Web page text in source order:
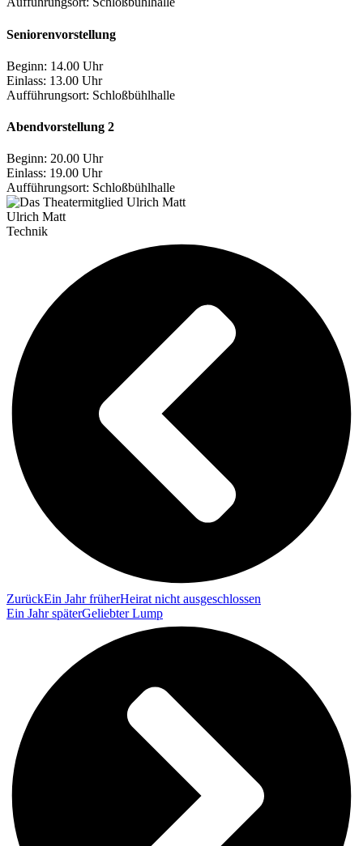
Seniorenvorstellung
Beginn: 14.00 Uhr
Einlass: 13.00 Uhr
Aufführungsort: Schloßbühlhalle
Abendvorstellung 2
Beginn: 20.00 Uhr
Einlass: 19.00 Uhr
Aufführungsort: Schloßbühlhalle
Ulrich Matt
Technik
ZurückEin Jahr früherHeirat nicht ausgeschlossen
Ein Jahr späterGeliebter Lump